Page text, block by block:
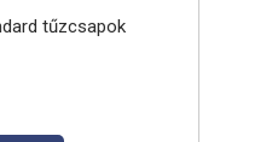
tűzcsapok